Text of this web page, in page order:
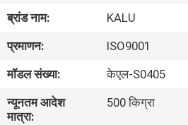
वीआर
दिखाएँ
हमारे
बारे
ब्रांड नाम:
KALU
प्रमाणन:
ISO9001
मॉडल संख्या:
केएल-S0405
न्यूनतम आदेश
मात्रा:
500 किग्रा